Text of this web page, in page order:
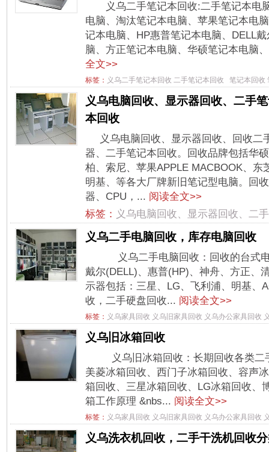
义乌二手笔记本回收:二手笔记本电
电脑、淘汰笔记本电脑、苹果笔记本电
记本电脑、HP惠普笔记本电脑、DELL
脑、方正笔记本电脑、华硕笔记本电脑
全文>>
标签： 义乌二手笔记本回收 二手笔记本回收 笔记本回收
义乌电脑回收、显示器回收、二手
本回收
义乌电脑回收、显示器回收、回收二
器、二手笔记本回收。回收品牌包括华
柏、索尼、苹果APPLE MACBOOK、
明基、等各大厂牌新旧笔记型电脑。回
器、CPU，... 阅读全文>>
标签： 义乌电脑回收、显示器回收、二
义乌二手电脑回收，库存电脑回收
义乌二手电脑回收：回收的台式
戴尔(DELL)、惠普(HP)、神舟、方正、
示器包括：三星、LG、飞利浦、明基、
收，二手硬盘回收... 阅读全文>>
标签： 义乌家具回收 义乌旧家具回收 义乌办公家具回收
义乌旧冰箱回收
义乌旧冰箱回收：长期回收各类二
美菱冰箱回收、西门子冰箱回收、容声
箱回收、三星冰箱回收、LG冰箱回收、
箱工作原理 &nbs... 阅读全文>>
标签： 义乌家具回收 义乌旧家具回收 义乌办公家具回收
义乌洗衣机回收，二手干洗机回收